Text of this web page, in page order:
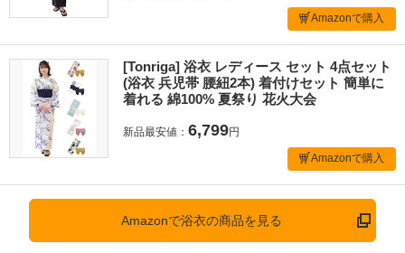
Amazonで購入
[Tonriga] 浴衣 レディース セット 4点セット
(浴衣 兵児帯 腰紐2本) 着付けセット 簡単に
着れる 綿100% 夏祭り 花火大会
新品最安値： 6,799円
Amazonで購入
Amazonで浴衣の商品を見る